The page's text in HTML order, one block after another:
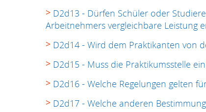
D2d13 - Dürfen Schüler oder
Arbeitnehmers vergleichbare Leistung
D2d14 - Wird dem Praktikanten von
D2d15 - Muss die Praktikumsstelle
D2d16 - Welche Regelungen gelten
D2d17 - Welche anderen